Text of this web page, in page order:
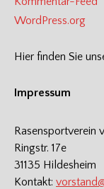
WordPress.org
Hier finden Sie
Impressum
Rasensportverein
Ringstr. 17e
31135 Hildesheim
Kontakt: